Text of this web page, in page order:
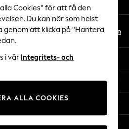
Short Sets
Sv En
Cookies" för att få den
Du kan när som helst
genom att klicka på "Hantera
i vår Integritets- och
ALLA COOKIES